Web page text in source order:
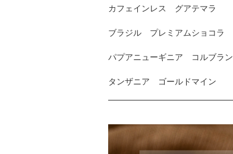
カフェインレス グアテマラ
ブラジル プレミアムショコラ
パプアニューギニア コルブラン
タンザニア ゴールドマイン